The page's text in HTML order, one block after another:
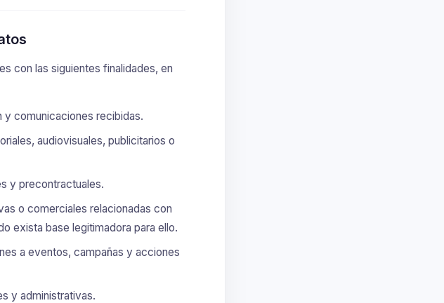
con las siguientes finalidades, en
y comunicaciones recibidas.
audiovisuales, publicitarios o
y precontractuales.
o comerciales relacionadas con
exista base legitimadora para ello.
a eventos, campañas y acciones
y administrativas.